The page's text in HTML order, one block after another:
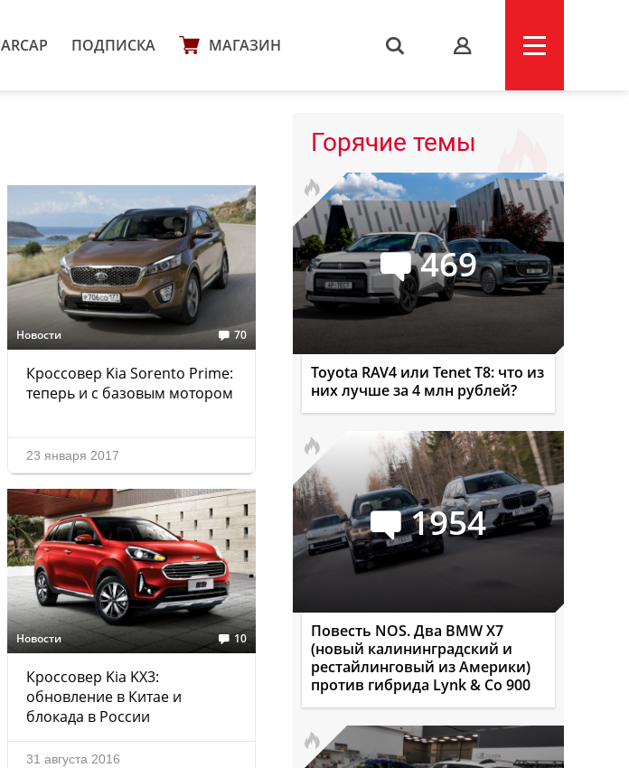
ARCAP ПОДПИСКА МАГАЗИН s
Новости 70
Кроссовер Kia Sorento Prime:
теперь и с базовым мотором
23 января 2017
Новости 10
Кроссовер Kia KX3:
обновление в Китае и
блокада в России
31 августа 2016
Горячие темы
469
Toyota RAV4 или Tenet T8: что из
них лучше за 4 млн рублей?
1954
Повесть NOS. Два BMW X7
(новый калининградский и
рестайлинговый из Америки)
против гибрида Lynk & Co 900